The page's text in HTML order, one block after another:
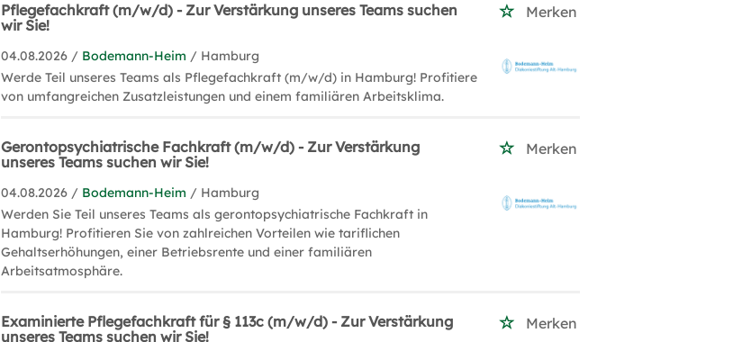
Pflegefachkraft (m/w/d) - Zur Verstärkung unseres Teams suchen
wir Sie!
Merken
04.08.2026 / Bodemann-Heim / Hamburg
Werde Teil unseres Teams als Pflegefachkraft (m/w/d) in Hamburg! Profitiere
von umfangreichen Zusatzleistungen und einem familiären Arbeitsklima.
Gerontopsychiatrische Fachkraft (m/w/d) - Zur Verstärkung
unseres Teams suchen wir Sie!
Merken
04.08.2026 / Bodemann-Heim / Hamburg
Werden Sie Teil unseres Teams als gerontopsychiatrische Fachkraft in
Hamburg! Profitieren Sie von zahlreichen Vorteilen wie tariflichen
Gehaltserhöhungen, einer Betriebsrente und einer familiären
Arbeitsatmosphäre.
Examinierte Pflegefachkraft für § 113c (m/w/d) - Zur Verstärkung
unseres Teams suchen wir Sie!
Merken